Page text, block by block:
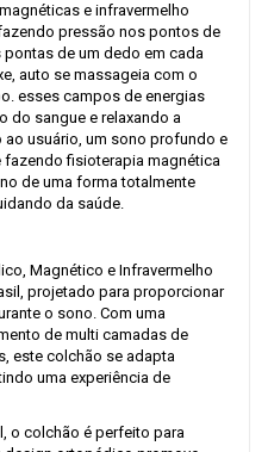
e infravermelho
pressão nos pontos de
de um dedo em cada
auto se massageia com o
esses campos de energias
do sangue e relaxando a
usuário, um sono profundo e
fazendo fisioterapia magnética
de uma forma totalmente
da saúde.
Magnético e Infravermelho
projetado para proporcionar
o sono. Com uma
de multi camadas de
este colchão se adapta
uma experiência de
o colchão é perfeito para